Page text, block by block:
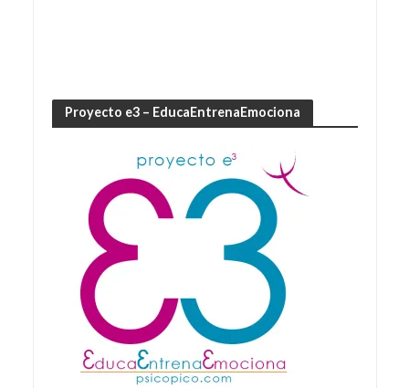
Proyecto e3 – EducaEntrenaEmociona